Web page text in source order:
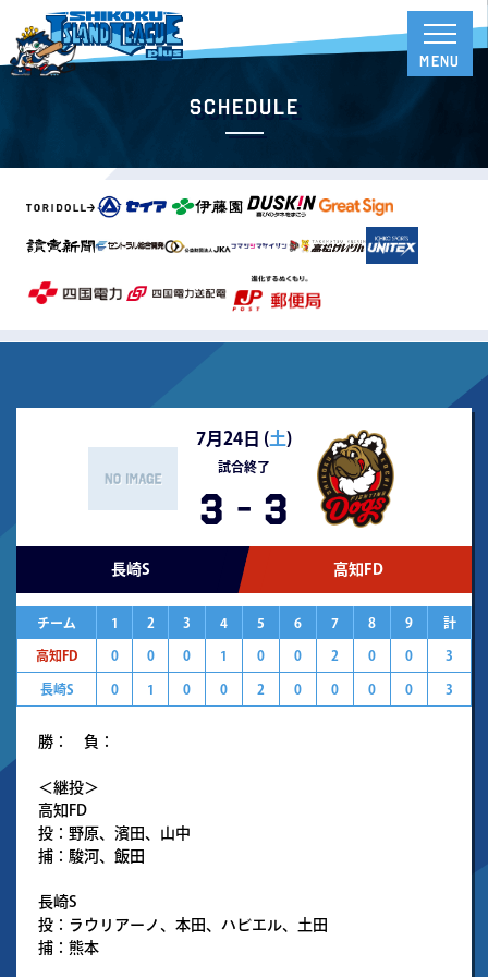
Schedule
7月24日 (土)
試合終了
3 - 3
長崎S 高知FD
チーム 1 2 3 4 5 6 7 8 9 計
高知FD 0 0 0 1 0 0 2 0 0 3
長崎S 0 1 0 0 2 0 0 0 0 3
勝： 負：
＜継投＞
高知FD
投：野原、濱田、山中
捕：駿河、飯田
長崎S
投：ラウリアーノ、本田、ハビエル、土田
捕：熊本